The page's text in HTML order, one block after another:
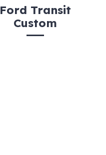
Ford Transit
Custom